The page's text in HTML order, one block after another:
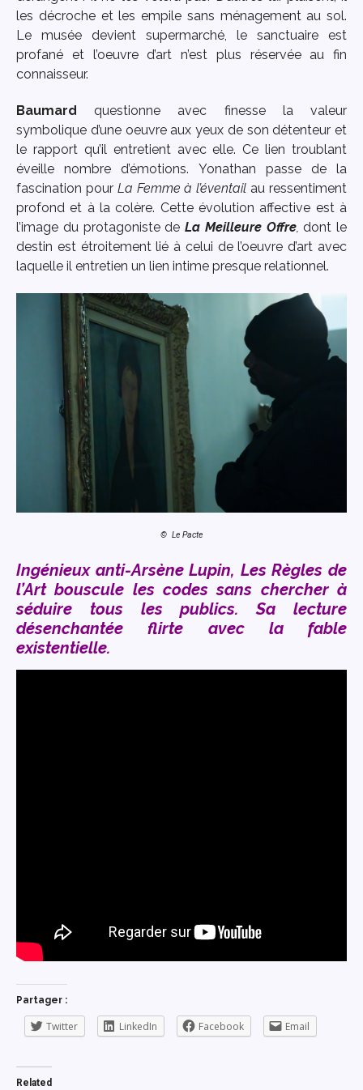
les décroche et les empile sans ménagement au sol.
Le musée devient supermarché, le sanctuaire est
profané et l’oeuvre d’art n’est plus réservée au fin
connaisseur.
Baumard
questionne avec finesse la valeur
symbolique d’une oeuvre aux yeux de son détenteur et
le rapport qu’il entretient avec elle. Ce lien troublant
éveille nombre d’émotions. Yonathan passe de la
fascination pour La Femme à l’éventail au ressentiment
profond et à la colère. Cette évolution affective est à
l’image du protagoniste de La Meilleure Offre, dont le
destin est étroitement lié à celui de l’oeuvre d’art avec
laquelle il entretien un lien intime presque relationnel.
© Le Pacte
Ingénieux anti-Arsène Lupin, Les Règles de
l’Art bouscule les codessans chercher à
séduire tous les publics.Sa lecture
désenchantée flirte avec la fable
existentielle.
Partager :
Twitter LinkedIn Facebook Email
Related